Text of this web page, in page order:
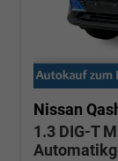
Nissan
1.3 DIG-T